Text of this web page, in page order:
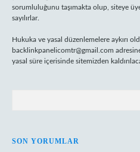
sorumluluğunu taşımakta olup, siteye
sayılırlar.
Hukuka ve yasal düzenlemelere aykırı
backlinkpanelicomtr@gmail.com
yasal süre içerisinde sitemizden
SON YORUMLAR